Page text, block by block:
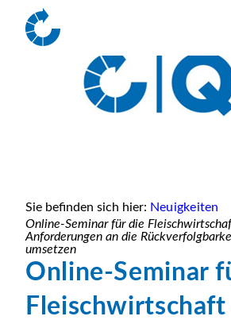
Sie befinden sich hier: Neuigkeiten
Online-Seminar für die
Anforderungen an die
umsetzen
Online-Seminar
Fleischwirtschaft